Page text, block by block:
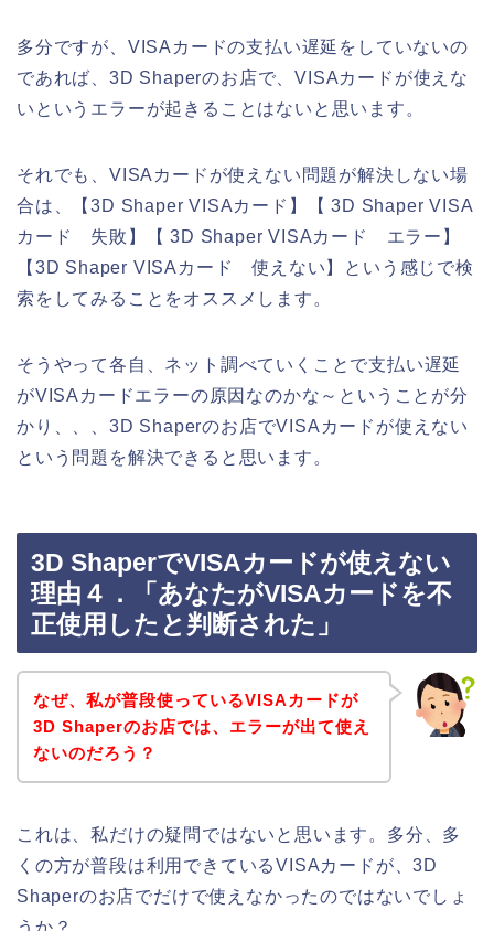
多分ですが、VISAカードの支払い遅延をしていないの
であれば、3D Shaperのお店で、VISAカードが使えな
いというエラーが起きることはないと思います。
それでも、VISAカードが使えない問題が解決しない場
合は、【3D Shaper VISAカード】【 3D Shaper VISA
カード 失敗】【 3D Shaper VISAカード エラー】
【3D Shaper VISAカード 使えない】という感じで検
索をしてみることをオススメします。
そうやって各自、ネット調べていくことで支払い遅延
がVISAカードエラーの原因なのかな～ということが分
かり、、、3D Shaperのお店でVISAカードが使えない
という問題を解決できると思います。
3D ShaperでVISAカードが使えない
理由４．「あなたがVISAカードを不
正使用したと判断された」
なぜ、私が普段使っているVISAカードが
3D Shaperのお店では、エラーが出て使え
ないのだろう？
これは、私だけの疑問ではないと思います。多分、多
くの方が普段は利用できているVISAカードが、3D
Shaperのお店でだけで使えなかったのではないでしょ
うか？